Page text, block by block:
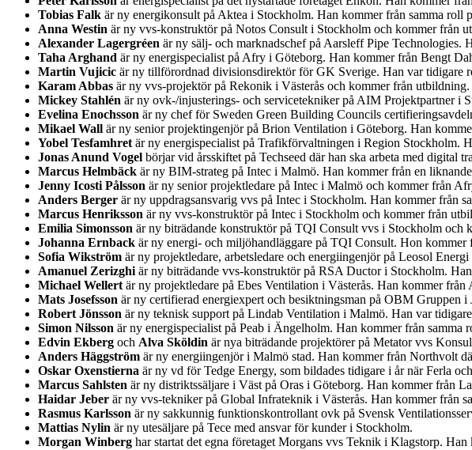
Tobias Falk är ny energikonsult på Aktea i Stockholm. Han kommer från samma roll
Anna Westin är ny vvs-konstruktör på Notos Consult i Stockholm och kommer från
Alexander Lagergréen är ny sälj- och marknadschef på Aarsleff Pipe
Taha Arghand är ny energispecialist på Afry i Göteborg. Han kommer från Bengt
Martin Vujicic är ny tillförordnad divisionsdirektör för GK Sverige. Han var tidigare
Karam Abbas är ny vvs-projektör på Rekonik i Västerås och kommer från utbildning.
Mickey Stahlén är ny ovk-/injusterings- och servicetekniker på AIM Projektpartner
Evelina Enochsson är ny chef för Sweden Green Building Councils
Mikael Wall är ny senior projektingenjör på Brion Ventilation i Göteborg. Han
Yobel Tesfamhretär ny energispecialist på Trafikförvaltningen i Region Stockholm.
Jonas Anund Vogel börjar vid årsskiftet på Techseed där han ska arbeta med
Marcus Helmbäck är ny BIM-strateg på Intec i Malmö. Han kommer från en
Jenny Icosti Pålsson är ny senior projektledare på Intec i Malmö och kommer från
Anders Berger är ny uppdragsansvarig vvs på Intec i Stockholm. Han kommer från
Marcus Henriksson är ny vvs-konstruktör på Intec i Stockholm och kommer från
Emilia Simonsson är ny biträdande konstruktör på TQI Consult vvs i Stockholm och
Johanna Ernback är ny energi- och miljöhandläggare på TQI Consult. Hon
Sofia Wikström är ny projektledare, arbetsledare och energiingenjör på Leosol
Amanuel Zerizghiär ny biträdande vvs-konstruktör på RSA Ductor i Stockholm.
Michael Wellertär ny projektledare på Ebes Ventilation i Västerås. Han kommer från
Mats Josefsson är ny certifierad energiexpert och besiktningsman på OBM Gruppen
Robert Jönsson är ny teknisk support på Lindab Ventilation i Malmö. Han var
Simon Nilsson är ny energispecialist på Peab i Ängelholm. Han kommer från samma
Edvin Ekberg och Alva Sköldin är nya biträdande projektörer på Metator vvs
Anders Häggström är ny energiingenjör i Malmö stad. Han kommer från Northvolt
Oskar Oxenstierna är ny vd för Tedge Energy, som bildades tidigare i år när Ferla
Marcus Sahlsten är ny distriktssäljare i Väst på Oras i Göteborg. Han kommer från
Haidar Jeber är ny vvs-tekniker på Global Infrateknik i Västerås. Han kommer från
Rasmus Karlsson är ny sakkunnig funktionskontrollant ovk på Svensk
Mattias Nylin är ny utesäljare på Tece med ansvar för kunder i Stockholm.
Morgan Winberg har startat det egna företaget Morgans vvs Teknik i Klagstorp.